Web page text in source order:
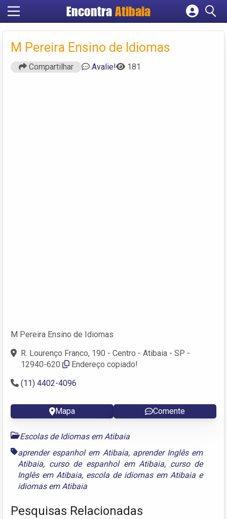
Encontra Atibaia
Cadastrar empresa
Criar conta
M Pereira Ensino de Idiomas
Compartilhar Avalie! 181
M Pereira Ensino de Idiomas
R. Lourenço Franco, 190 - Centro - Atibaia - SP -
12940-620
Endereço copiado!
(11) 4402-4096
Mapa Comente
Escolas de Idiomas em Atibaia
aprender espanhol em Atibaia, aprender Inglês em
Atibaia, curso de espanhol em Atibaia, curso de
Inglês em Atibaia, escola de idiomas em Atibaia e
idiomas em Atibaia
Pesquisas Relacionadas